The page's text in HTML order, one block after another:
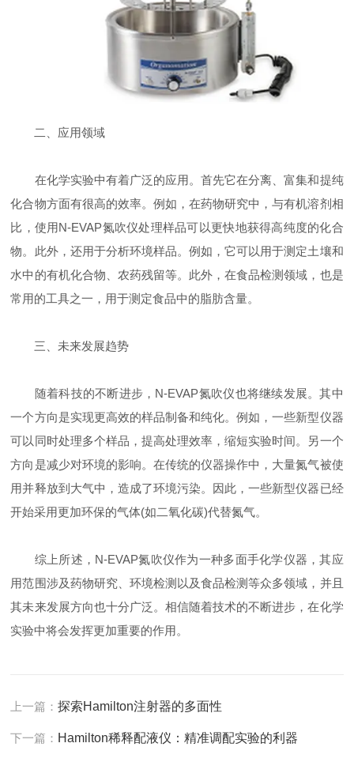
二、应用领域
在化学实验中有着广泛的应用。首先它在分离、富集和提纯
化合物方面有很高的效率。例如，在药物研究中，与有机溶剂相
比，使用N-EVAP氮吹仪处理样品可以更快地获得高纯度的化合
物。此外，还用于分析环境样品。例如，它可以用于测定土壤和
水中的有机化合物、农药残留等。此外，在食品检测领域，也是
常用的工具之一，用于测定食品中的脂肪含量。
三、未来发展趋势
随着科技的不断进步，N-EVAP氮吹仪也将继续发展。其中
一个方向是实现更高效的样品制备和纯化。例如，一些新型仪器
可以同时处理多个样品，提高处理效率，缩短实验时间。另一个
方向是减少对环境的影响。在传统的仪器操作中，大量氮气被使
用并释放到大气中，造成了环境污染。因此，一些新型仪器已经
开始采用更加环保的气体(如二氧化碳)代替氮气。
综上所述，N-EVAP氮吹仪作为一种多面手化学仪器，其应
用范围涉及药物研究、环境检测以及食品检测等众多领域，并且
其未来发展方向也十分广泛。相信随着技术的不断进步，在化学
实验中将会发挥更加重要的作用。
上一篇：探索Hamilton注射器的多面性
下一篇： Hamilton稀释配液仪：精准调配实验的利器